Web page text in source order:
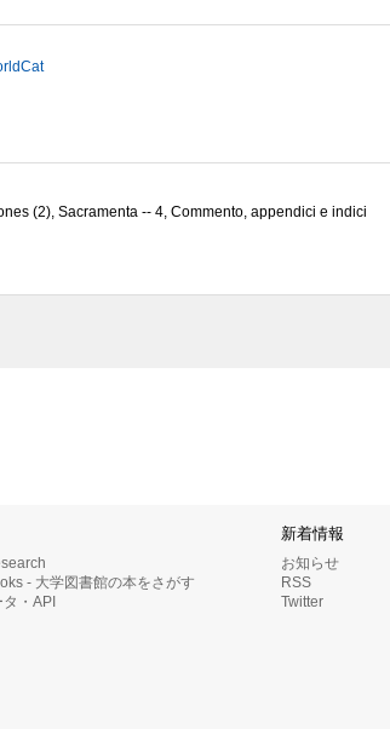
(2), Sacramenta -- 4, Commento, appendici e indici
- 大学図書館の本をさがす
・API
新着情報
お知らせ
RSS
Twitter